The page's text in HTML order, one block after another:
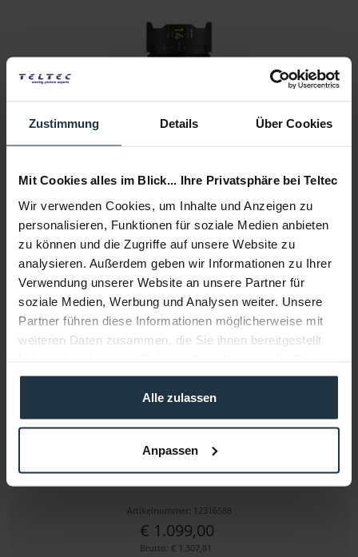
Zustimmung Details Über Cookies
Mit Cookies alles im Blick... Ihre Privatsphäre bei Teltec
Wir verwenden Cookies, um Inhalte und Anzeigen zu
personalisieren, Funktionen für soziale Medien anbieten
zu können und die Zugriffe auf unsere Website zu
analysieren. Außerdem geben wir Informationen zu Ihrer
Verwendung unserer Website an unsere Partner für
soziale Medien, Werbung und Analysen weiter. Unsere
Partner führen diese Informationen möglicherweise mit
weiteren Daten zusammen, die Sie ihnen bereitgestellt
gesammelt haben.
Alle zulassen
Anpassen
NiSi Athena 14 mm T2.4 - G-Mount (No Drop-In...
€ 1.249,00
2-3 Wochen ab Bestellung
25 mm T2.4 Cine Prime Objektiv mit G-Mount
Artikelnummer: 12316588
€ 1.099,00
Brutto: € 1.307,81